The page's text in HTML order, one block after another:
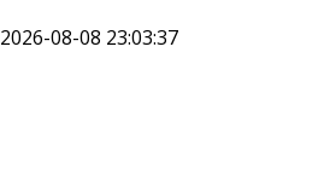
2026-08-08 23:03:37